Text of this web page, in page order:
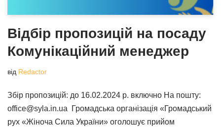
Відбір пропозицій на посаду
Комунікаційний менеджер
від Redactor
Збір пропозицій: до 16.02.2024 р. включно На пошту:
office@syla.in.ua Громадська організація «Громадський
рух «Жіноча Сила України» оголошує прийом